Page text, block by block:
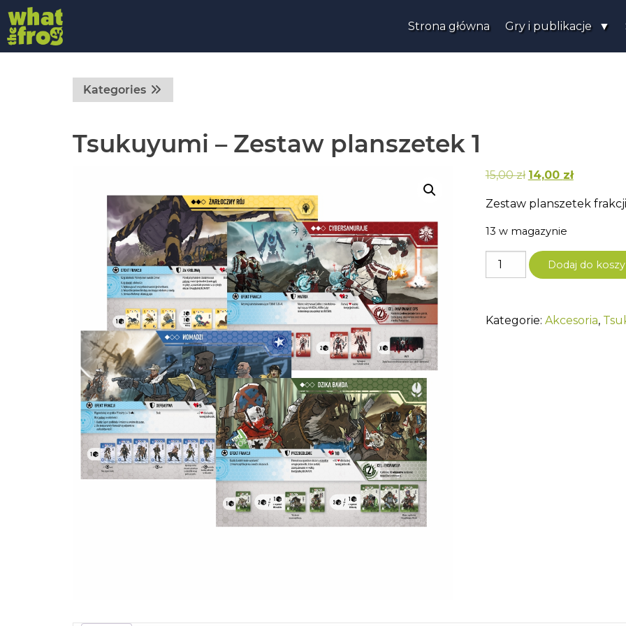
Strona główna Gry i publikacje
Kategories
Tsukuyumi – Zestaw planszetek 1
15,00zł Pierwotna
wynosiła:
15,00 zł.
14,00 złAktualna
wynosi:
Zestaw planszetek
13 w magazynie
ilość
Tsukuyumi
planszetek
Dodaj do
Kategorie: Akcesoria,